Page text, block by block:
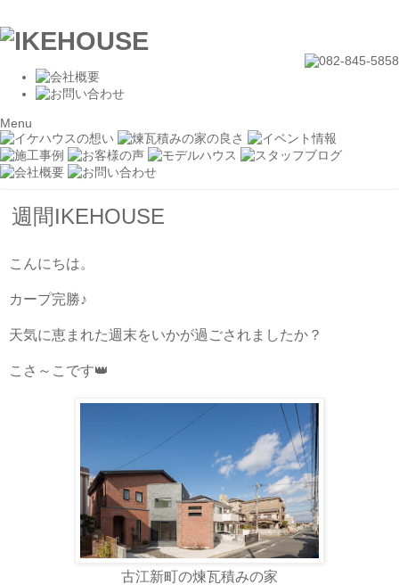
Menu
週間IKEHOUSE
こんにちは。
カープ完勝♪
天気に恵まれた週末をいかが過ごされましたか？
こさ～こです👑
古江新町の煉瓦積みの家